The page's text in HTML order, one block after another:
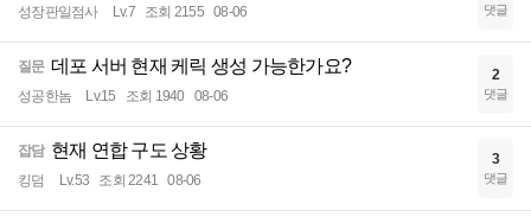
성장판일점사 Lv.7 조회 2155 08-06 댓글
질문 데포 서버 현재 케릭 생성 가능한가요?
성공한놈 Lv.15 조회 1940 08-06
2
댓글
잡담 현재 연합 구도 상황
킹덤 Lv.53 조회 2241 08-06
3
댓글